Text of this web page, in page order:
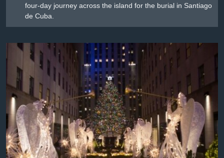
four-day journey across the island for the burial in Santiago
de Cuba.